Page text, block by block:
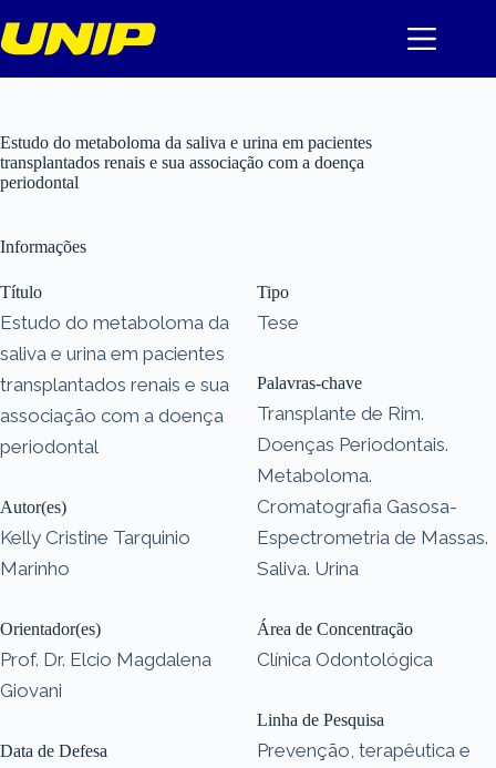
para
o
Estudo do metaboloma da saliva e urina em pacientes
transplantados renais e sua associação com a doença
periodontal
Informações
Título
Estudo do metaboloma da
saliva e urina em pacientes
transplantados renais e sua
associação com a doença
periodontal
Autor(es)
Kelly Cristine Tarquinio
Marinho
Orientador(es)
Prof. Dr. Elcio Magdalena
Giovani
Data de Defesa
Tipo
Tese
Palavras-chave
Transplante de Rim.
Doenças Periodontais.
Metaboloma.
Cromatografia Gasosa-
Espectrometria de Massas.
Saliva. Urina
Área de Concentração
Clínica Odontológica
Linha de Pesquisa
Prevenção, terapêutica e